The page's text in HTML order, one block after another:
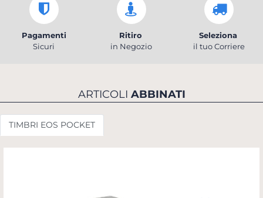
Pagamenti
Sicuri
Ritiro
in Negozio
Seleziona
il tuo Corriere
ARTICOLI ABBINATI
TIMBRI EOS POCKET